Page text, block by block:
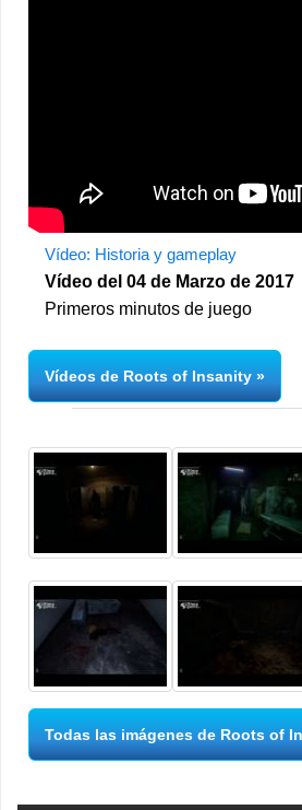
Vídeo: Historia y gameplay
Vídeo del 04 de Marzo de 2017
Primeros minutos de juego
Vídeos de Roots of Insanity
Todas las imágenes de Roots of